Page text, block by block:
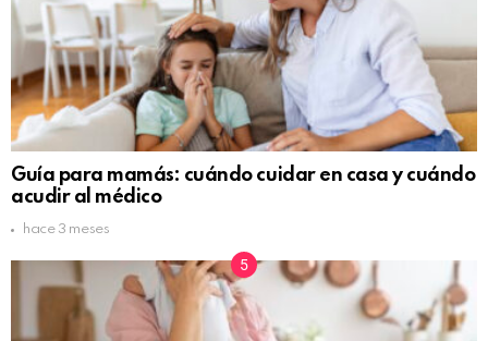
Guía para mamás: cuándo cuidar en casa y cuándo
acudir al médico
hace 3 meses